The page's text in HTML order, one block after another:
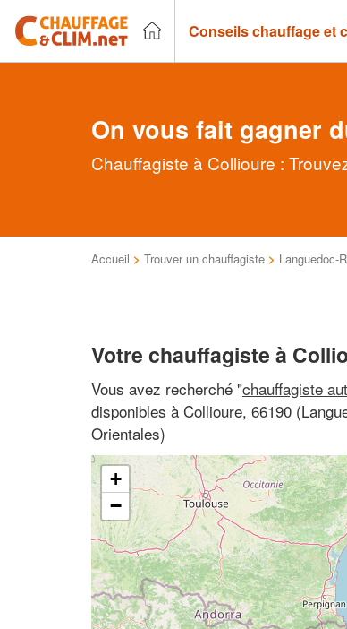
Conseils chauffage et
On vous fait gagner
Chauffagiste à Collioure :
Accueil > Trouver un chauffagiste > Languedoc-
Votre chauffagiste à
Vous avez recherché "chauffagiste
disponibles à Collioure, 66190
Orientales)
+
−